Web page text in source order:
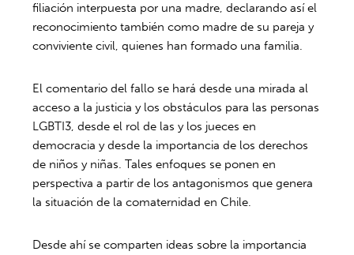
filiación interpuesta por una madre, declarando así el
reconocimiento también como madre de su pareja y
conviviente civil, quienes han formado una familia.
El comentario del fallo se hará desde una mirada al
acceso a la justicia y los obstáculos para las personas
LGBTI3, desde el rol de las y los jueces en
democracia y desde la importancia de los derechos
de niños y niñas. Tales enfoques se ponen en
perspectiva a partir de los antagonismos que genera
la situación de la comaternidad en Chile.
Desde ahí se comparten ideas sobre la importancia